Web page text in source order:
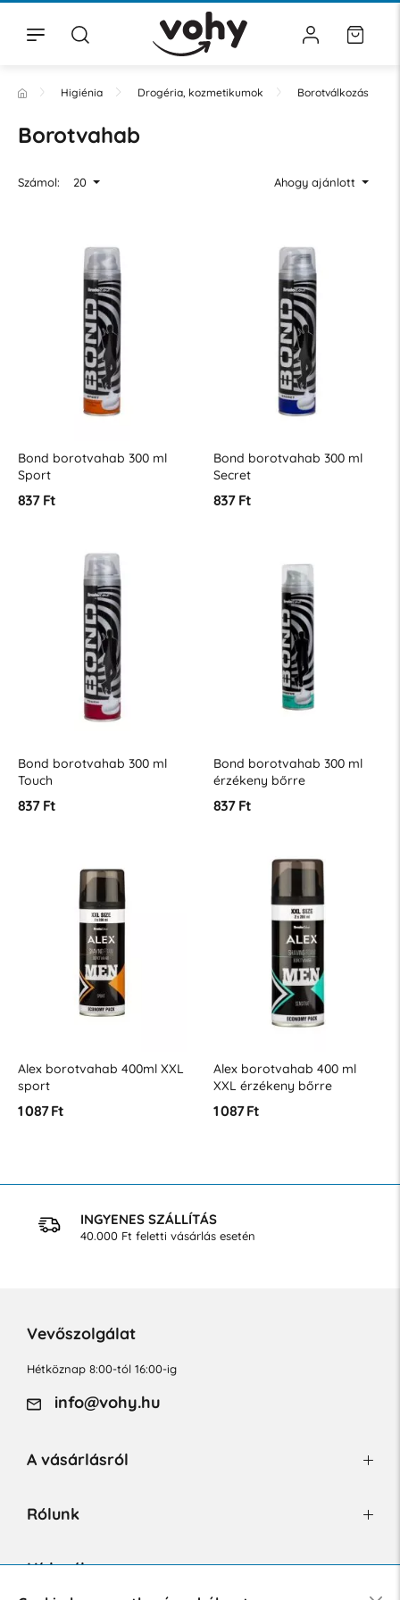
Higiénia Drogéria, kozmetikumok Borotválkozás
Borotvahab
Számol: 20 Ahogy ajánlott
Bond borotvahab 300 ml
Sport
837 Ft
Bond borotvahab 300 ml
Secret
837 Ft
Bond borotvahab 300 ml
Touch
837 Ft
Bond borotvahab 300 ml
érzékeny bőrre
837 Ft
Alex borotvahab 400ml XXL
sport
1 087 Ft
Alex borotvahab 400 ml
XXL érzékeny bőrre
1 087 Ft
INGYENES SZÁLLÍTÁS
40.000 Ft feletti vásárlás esetén
Vevőszolgálat
Hétköznap 8:00-tól 16:00-ig
info@vohy.hu
A vásárlásról
Rólunk
Hírlevél